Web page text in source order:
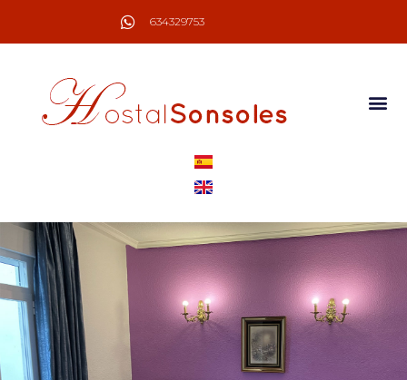
634329753